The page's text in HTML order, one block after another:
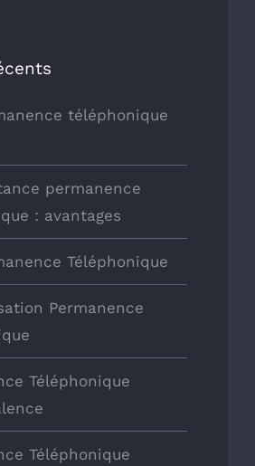
téléphonique
permanence
: avantages
Téléphonique
Permanence
Téléphonique
Téléphonique